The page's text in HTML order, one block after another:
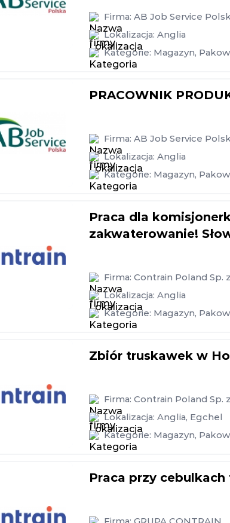
Firma: AB Job Service
Lokalizacja: Anglia
Kategorie: Magazyn,
PRACOWNIK
Firma: AB Job Service
Lokalizacja: Anglia
Kategorie: Magazyn,
Praca dla
zakwaterowanie!
Firma: Contrain Poland Sp.
Lokalizacja: Anglia
Kategorie: Magazyn,
Zbiór truskawek w
Firma: Contrain Poland Sp.
Lokalizacja: Anglia, Egchel
Kategorie: Magazyn,
Praca przy